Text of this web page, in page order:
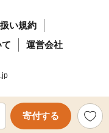
寄付する
い規約
運営会社